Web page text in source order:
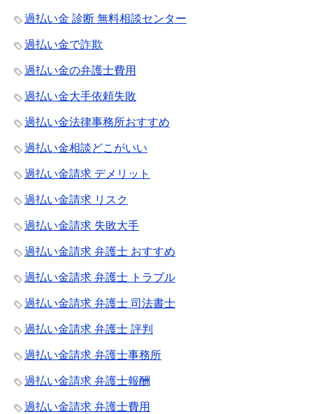
過払い金 診断 無料相談センター
過払い金で詐欺
過払い金の弁護士費用
過払い金大手依頼失敗
過払い金法律事務所おすすめ
過払い金相談どこがいい
過払い金請求 デメリット
過払い金請求 リスク
過払い金請求 失敗大手
過払い金請求 弁護士 おすすめ
過払い金請求 弁護士 トラブル
過払い金請求 弁護士 司法書士
過払い金請求 弁護士 評判
過払い金請求 弁護士事務所
過払い金請求 弁護士報酬
過払い金請求 弁護士費用